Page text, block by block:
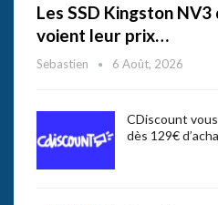
Les SSD Kingston
voient leur prix…
Sebastien 6 Août, 2026
CDiscount
dès 129€